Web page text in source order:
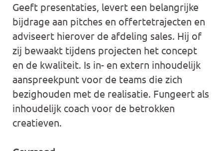
Geeft presentaties, levert een belangrijke
bijdrage aan pitches en offertetrajecten en
adviseert hierover de afdeling sales. Hij of
zij bewaakt tijdens projecten het concept
en de kwaliteit. Is in- en extern inhoudelijk
aanspreekpunt voor de teams die zich
bezighouden met de realisatie. Fungeert als
inhoudelijk coach voor de betrokken
creatieven.